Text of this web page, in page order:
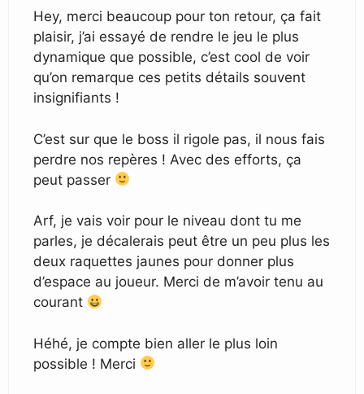
Hey, merci beaucoup pour ton retour, ça fait
plaisir, j’ai essayé de rendre le jeu le plus
dynamique que possible, c’est cool de voir
qu’on remarque ces petits détails souvent
insignifiants !
C’est sur que le boss il rigole pas, il nous fais
perdre nos repères ! Avec des efforts, ça
peut passer
Arf, je vais voir pour le niveau dont tu me
parles, je décalerais peut être un peu plus les
deux raquettes jaunes pour donner plus
d’espace au joueur. Merci de m’avoir tenu au
courant
Héhé, je compte bien aller le plus loin
possible ! Merci